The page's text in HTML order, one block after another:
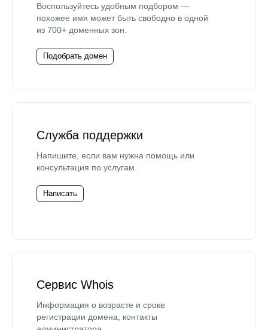
Воспользуйтесь удобным подбором —
похожее имя может быть свободно в одной
из 700+ доменных зон.
Подобрать домен
Служба поддержки
Напишите, если вам нужна помощь или
консультация по услугам.
Написать
Сервис Whois
Информация о возрасте и сроке
регистрации домена, контакты